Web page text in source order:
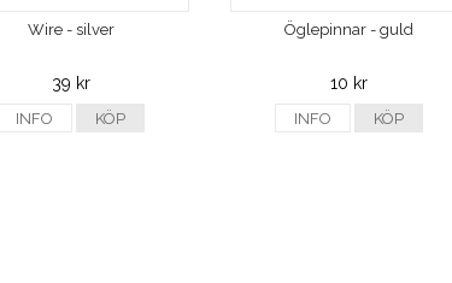
Wire - silver
39 kr
INFO KÖP
Öglepinnar - guld
10 kr
INFO KÖP